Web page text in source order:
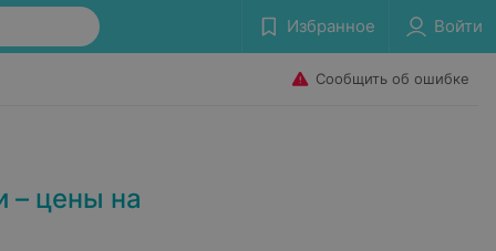
Избранное Войти
Сообщить об ошибке
– цены на